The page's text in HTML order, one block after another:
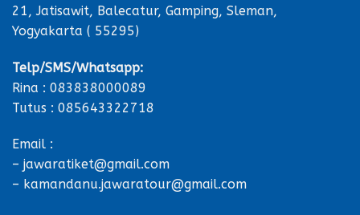
21, Jatisawit, Balecatur, Gamping, Sleman,
Yogyakarta ( 55295)
Telp/SMS/Whatsapp:
Rina : 083838000089
Tutus : 085643322718
Email :
– jawaratiket@gmail.com
– kamandanu.jawaratour@gmail.com